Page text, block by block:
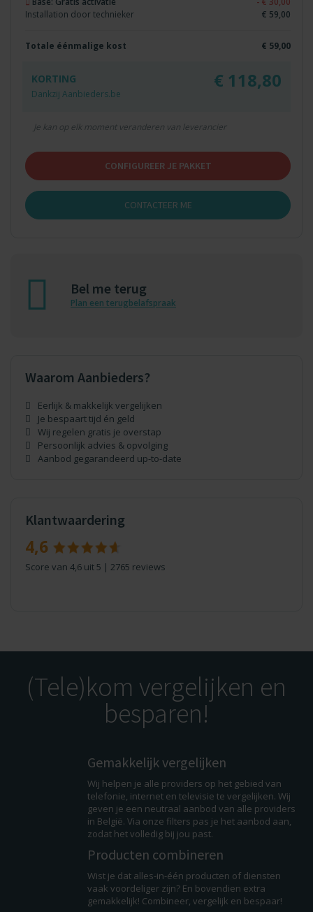
Installation door technieker
€ 59,00
Totale éénmalige kost € 59,00
KORTING € 118,80
Dankzij Aanbieders.be
Je kan op elk moment veranderen van leverancier
CONFIGUREER JE PAKKET
CONTACTEER ME
Bel me terug
Plan een terugbelafspraak
Waarom Aanbieders?
Eerlijk & makkelijk vergelijken
Je bespaart tijd én geld
Wij regelen gratis je overstap
Persoonlijk advies & opvolging
Aanbod gegarandeerd up-to-date
Klantwaardering
4,6
Score van 4,6 uit 5 | 2765 reviews
(Tele)kom vergelijken en
besparen!
Gemakkelijk vergelijken
Wij helpen je alle providers op het gebied van
telefonie, internet en televisie te vergelijken. Wij
geven je een neutraal aanbod van alle providers
in België. Via onze filters pas je het aanbod aan,
zodat het volledig bij jou past.
Producten combineren
Wist je dat alles-in-één producten of diensten
vaak voordeliger zijn? En bovendien extra
gemakkelijk! Combineer, vergelijk en bespaar!